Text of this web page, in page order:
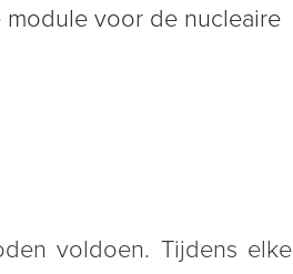
module voor de nucleaire
voldoen. Tijdens elke